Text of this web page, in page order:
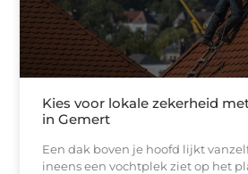
Kies voor lokale zekerheid
in Gemert
Een dak boven je hoofd lijkt
ineens een vochtplek ziet op het